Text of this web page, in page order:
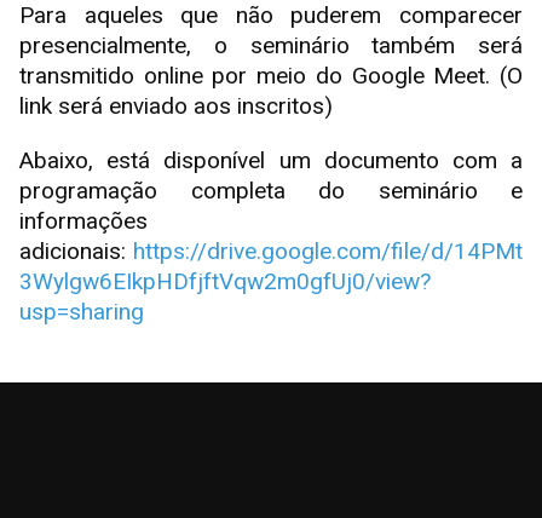
Para aqueles que não puderem comparecer
presencialmente, o seminário também será
transmitido online por meio do Google Meet. (O
link será enviado aos inscritos)
Abaixo, está disponível um documento com a
programação completa do seminário e
informações
adicionais: https://drive.google.com/file/d/14PMt
3Wylgw6EIkpHDfjftVqw2m0gfUj0/view?
usp=sharing